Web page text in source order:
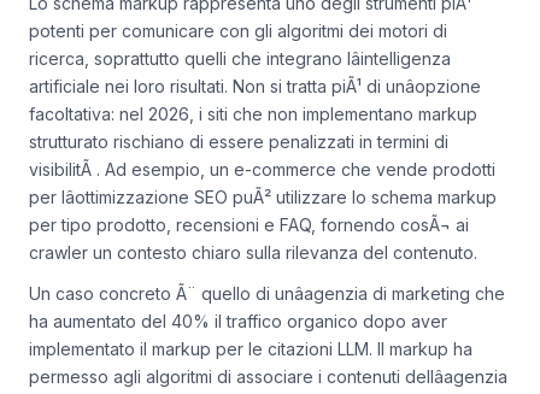
Utilizzo di schema markup per migliorare la SEO
Loschema markup rappresenta uno degli strumenti piÃ¹
potenti per comunicare con gli algoritmi dei motori di
ricerca, soprattutto quelli che integrano lâintelligenza
artificiale nei loro risultati. Non si tratta piÃ¹ di unâopzione
facoltativa: nel 2026, i siti che non implementano markup
strutturato rischiano di essere penalizzati in termini di
visibilitÃ . Ad esempio, un e-commerce che vende prodotti
per lâottimizzazione SEO puÃ² utilizzare loschema markup
per tipo prodotto, recensioni e FAQ, fornendo cosÃ¬ ai
crawler un contesto chiaro sulla rilevanza del contenuto.
Un caso concreto Ã¨ quello di unâagenzia di marketing che
ha aumentato del 40% il traffico organico dopo aver